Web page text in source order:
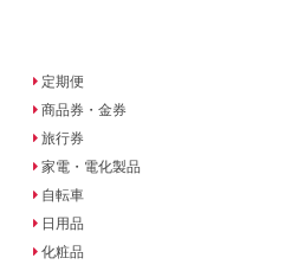
定期便
商品券・金券
旅行券
家電・電化製品
自転車
日用品
化粧品